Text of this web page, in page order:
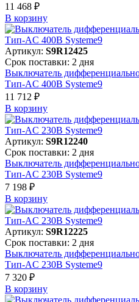
11 468 ₽
В корзинy
Артикул: S9R12425
Срок поставки: 2 дня
Выключатель
Тип-AC 400В Systeme9
11 712 ₽
В корзинy
Артикул: S9R12240
Срок поставки: 2 дня
Выключатель
Тип-AC 230В Systeme9
7 198 ₽
В корзинy
Артикул: S9R12225
Срок поставки: 2 дня
Выключатель
Тип-AC 230В Systeme9
7 320 ₽
В корзинy